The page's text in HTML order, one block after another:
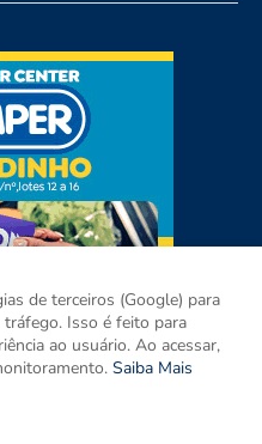
de terceiros (Google) para
Isso é feito para
ao usuário. Ao acessar,
Saiba Mais